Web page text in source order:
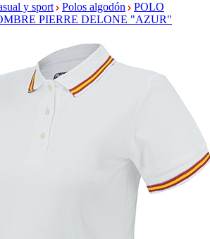
y sport Polos algodón
POLO
PIERRE DELONE "AZUR"